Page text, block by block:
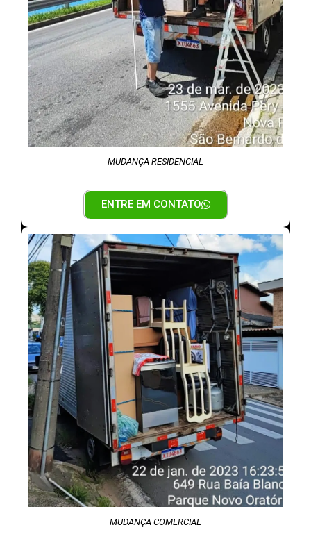
MUDANÇA RESIDENCIAL
ENTRE EM CONTATO
MUDANÇA COMERCIAL